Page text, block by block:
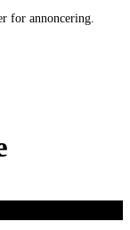
for annoncering.